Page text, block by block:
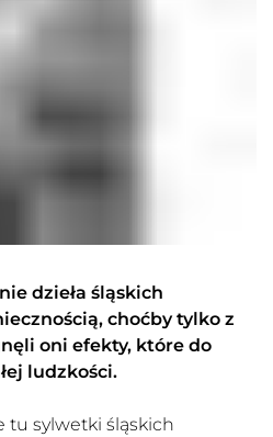
dzieła śląskich
choćby tylko z
oni efekty, które do
ludzkości.
tu sylwetki śląskich